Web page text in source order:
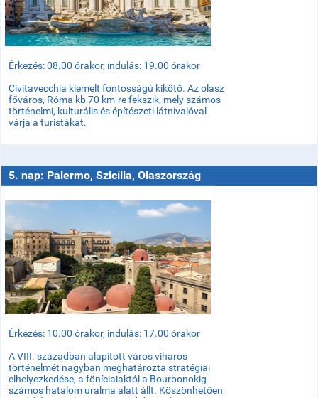
Érkezés: 08.00 órakor, indulás: 19.00 órakor
Civitavecchia kiemelt fontosságú kikötő. Az olasz
főváros, Róma kb 70 km-re fekszik, mely számos
történelmi, kulturális és építészeti látnivalóval
várja a turistákat.
5. nap: Palermo, Szicília, Olaszország
Érkezés: 10.00 órakor, indulás: 17.00 órakor
A VIII. században alapított város viharos
történelmét nagyban meghatározta stratégiai
elhelyezkedése, a föníciaiaktól a Bourbonokig
számos hatalom uralma alatt állt. Köszönhetően